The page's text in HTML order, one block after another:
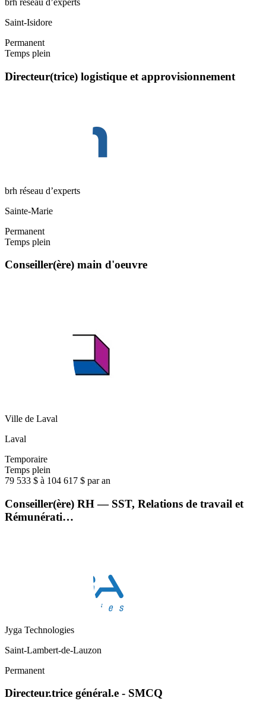
brh réseau d’experts
Saint-Isidore
Permanent
Temps plein
Directeur(trice) logistique et approvisionnement
brh réseau d’experts
Sainte-Marie
Permanent
Temps plein
Conseiller(ère) main d'oeuvre
Ville de Laval
Laval
Temporaire
Temps plein
79 533 $ à 104 617 $ par an
Conseiller(ère) RH — SST, Relations de travail et
Rémunérati…
Jyga Technologies
Saint-Lambert-de-Lauzon
Permanent
Directeur.trice général.e - SMCQ